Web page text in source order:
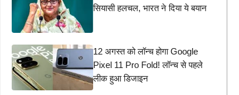
सियासी हलचल, भारत ने दिया ये बयान
12 अगस्त को लॉन्च होगा Google
Pixel 11 Pro Fold! लॉन्च से पहले
लीक हुआ डिजाइन